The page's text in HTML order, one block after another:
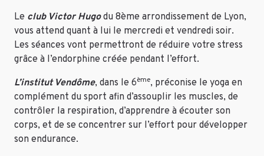
Le club Victor Hugodu 8ème arrondissement de Lyon,
vous attend quant à lui le mercredi et vendredi soir.
Les séances vont permettront de réduire votre stress
grâce à l’endorphine créée pendant l’effort.
L’institut Vendôme, dans le 6ème, préconise le yoga en
complément du sport afin d’assouplir les muscles, de
contrôler la respiration, d’apprendre à écouter son
corps, et de se concentrer sur l’effort pour développer
son endurance.